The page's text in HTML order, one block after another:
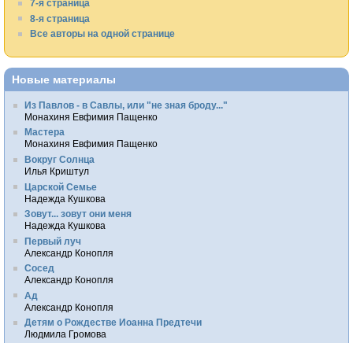
7-я страница
8-я страница
Все авторы на одной странице
Новые материалы
Из Павлов - в Савлы, или "не зная броду..."
Монахиня Евфимия Пащенко
Мастера
Монахиня Евфимия Пащенко
Вокруг Солнца
Илья Криштул
Царской Семье
Надежда Кушкова
Зовут... зовут они меня
Надежда Кушкова
Первый луч
Александр Конопля
Сосед
Александр Конопля
Ад
Александр Конопля
Детям о Рождестве Иоанна Предтечи
Людмила Громова